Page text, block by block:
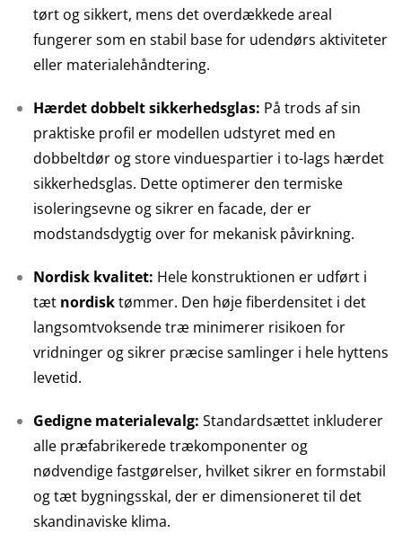
tørt og sikkert, mens det overdækkede areal
fungerer som en stabil base for udendørs aktiviteter
eller materialehåndtering.
Hærdet dobbelt sikkerhedsglas: På trods af sin
praktiske profil er modellen udstyret med en
dobbeltdør og store vinduespartier i to-lags hærdet
sikkerhedsglas. Dette optimerer den termiske
isoleringsevne og sikrer en facade, der er
modstandsdygtig over for mekanisk påvirkning.
Nordisk kvalitet: Hele konstruktionen er udført i
tæt nordisktømmer. Den høje fiberdensitet i det
langsomtvoksende træ minimerer risikoen for
vridninger og sikrer præcise samlinger i hele hyttens
levetid.
Gedigne materialevalg: Standardsættet inkluderer
alle præfabrikerede trækomponenter og
nødvendige fastgørelser, hvilket sikrer en formstabil
og tæt bygningsskal, der er dimensioneret til det
skandinaviske klima.